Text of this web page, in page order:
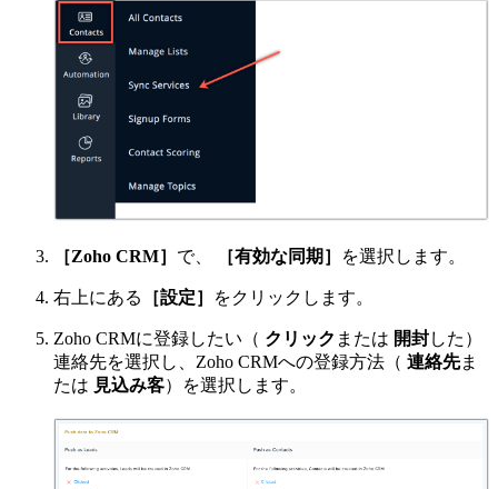
［Zoho CRM］ で、 ［有効な同期］ を選択します。
右上にある ［設定］ をクリックします。
Zoho CRMに登録したい（ クリック または 開封した）
連絡先を選択し、Zoho CRMへの登録方法（ 連絡先ま
たは 見込み客）を選択します。